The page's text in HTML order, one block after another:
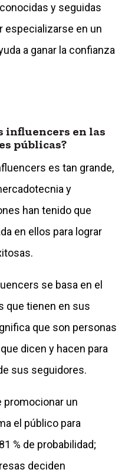
y seguidas
especializarse en un
a ganar la confianza
influencers en las
públicas?
es tan grande,
y
han tenido que
en ellos para lograr
se basa en el
que tienen en sus
que son personas
dicen y hacen para
sus seguidores.
promocionar un
el público para
% de probabilidad;
deciden